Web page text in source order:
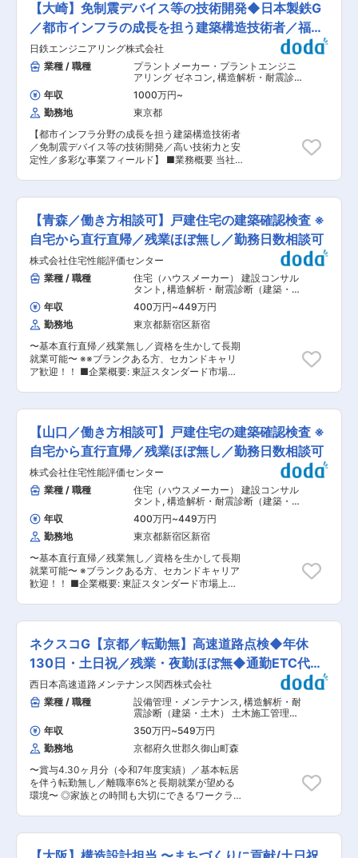
バックアップします。資格手当も用意しており、
構造一級建築士は月額5万円、一級建築士は月額3
万円など、個々の頑張りに応えています。 ■当社
の魅力： 【◇歴史的建造物に関わる技術力◇】
構造調査設計事業部は1976年に旧耐震建物の調
査・診断・補強設計の事業からスタートして、長
年にわたり高い技術力と誠実な対応でお客様との
信頼関係を構築してきました。調査建物に関して
はビル、マンションだけでなく各地の灯台、旧銀
行、教会などに代表される、歴史的建造物も得意
としていることも当社の特徴です。長年にわたり
高い技術力と誠実な対応でお客様との信頼関係を
構築してきました。100年企業を目指す当社にお
構造設計を本格的に事業化しています。 変更の範
囲：会社の定める業務
工個所に合わせた設計になります。土質によって
重さや性質が違うため計算して設計したり、多い
車が通る道であれば耐荷重を変えて設計したりし
て頂きます。また、標準製品は2ｍサイズで設計
していますが、施工場所がまっすぐとは限らない
のでそれに合わせ加工し、加工した際の鉄筋を変
更するなどの再検討も行います。 ■仕事の流れ：
図面・計算書の作成がメインの仕事になります
が、設計職の方も建築現場での施工見学、工場で
の製品見学を行い、実際のイメージを膨らませア
イデアを業務に活かしていきます。 ■魅力： 設
計職が営業担当者がコンサルや役所を訪問する際
に設計者を連れて行くことで、お客様の疑問や要
望をその場で解決できるような仕組みを作ってい
でき、やりがいもアップします。 ■就業環境：
月残業平均18時間とワークライフバランスが整う
環境です。また現在設計職では女性も活躍してお
ります。今後も女性の採用を強化し、新たに福利
厚生を築いて行きたいと思っています。従来の方
法に固執せず改善していく柔軟性や会社を成長さ
せ続けようとする姿勢を大切にしています。 ■福
利厚生： 社宅・独身寮を用意しております。当社
の規定により独身者は4000円、世帯有は8000円
の負担で利用可能です。 ■当社の特徴・魅力：
当社は道路・河川・港湾・下水道など、社会基盤
の整備に使われるコンクリート二次製品の設計・
製造・販売を手掛けています。創業の1925年より
る業界トップ企業に成長しました。現在では100
年の実績を積み、1,800種類以上のオリジナル製
力や技術力・品質は業界でも高く評価されていま
す。 変更の範囲：会社の定める業務
【大崎】免制震デバイス等の技術開発◆日本製鉄G
／都市インフラの成長を担う建築構造技術者／福利
厚生◎
日鉄エンジニアリング株式会社
業種 / 職種
プラントメーカー・プラントエンジニ
アリング ゼネコン, 構造解析・耐震診
断（建築・土木） 構造設計
年収 1000万円~
勤務地
東京都
【都市インフラ分野の成長を担う建築構造技術者
／免制震デバイス等の技術開発／高い技術力と安
定性／多彩な事業フィールド】 ■業務概要 当社
システム建築等の技術開発を推進するポジション
です。営業部門と連携し、市場ニーズに基づいた
技術テーマの設定から、社内外の関係者と協力し
ながら新技術・新商品の創出、地震防災や特殊鋼
構造の実現を目指します。開発力強化に向け、外
部での開発経験を活かし、技術基盤整備にも主体
的に携わっていただきます。 ■業務詳細 ・営業
部門と協働し市場の要請や課題をヒアリングし、
技術開発テーマを設定 ・社内他部門や大学、設計
事務所、実験・解析委託先等と連携したプロジェ
クト推進 ・実験計画の立案、技術的検証（実験・
解析）の実施、評価資料作成 ・技術基盤整備や評
定資料作成、評定審査対応等 ・自身のアイデアを
活かし新技術・新商品の開発をリード ・地震防災
や特殊鋼構造を実現するための新たな技術創出 ■
扱うサービス 免制震デバイス、建築鉄構、システ
専門家と連携しながら業務を進めます ■業務の魅
力 社会インフラを支える先端技術の開発に携わ
り、都市の安全や発展に貢献できます。自らの発
想や経験を活かし、裁量をもって技術開発のリー
ダーシップを発揮できます。 ■教育体制 OJTや
社内外の研修を通じて、建築構造技術や最新動向
の知識・スキル向上をサポート ■就業環境 フレ
ックスタイム制導入、年間休日126日、福利厚生
充実。柔軟な働き方が可能です。 ■想定されるキ
ャリアパス 技術開発のスペシャリストとして成長
し、将来的にはプロジェクトリーダーやマネジメ
ント職へのキャリアアップが可能です。 ■企業の
特徴/魅力 100年の歴史に培われた高い技術力
た経営基盤。多様な事業領域で新規ビジネス創出
にも積極的に取り組んでいます。
【青森／働き方相談可】戸建住宅の建築確認検査 ※
自宅から直行直帰／残業ほぼ無し／勤務日数相談可
株式会社住宅性能評価センター
業種 / 職種
住宅（ハウスメーカー） 建設コンサル
タント , 構造解析・耐震診断（建築・土
木） 構造設計
年収 400万円~449万円
勤務地
東京都新宿区新宿
〜基本直行直帰／残業無し／資格を生かして長期
就業可能〜 ※※ブランクある方、セカンドキャリ
ア歓迎！！ ■企業概要: 東証スタンダード市場上
の審査機関です。 多数の資格者を有する業界大手
機関として、確認検査業務のほか、住宅性能評
価、省エネに係る審査・認証業務など、住宅の安
心・安全のため 質の高い多彩なサービスをワンス
トップで提供しております。 ■職務内容： 建築
基準適合判定資格を活かし、確認検査業務（現場
検査）をご担当いただきます。 ■担当エリア 青
森県内をお任せ致します。 ※県境の案件もお任せ
致しますが、基本は東京都内のみの業務のご認識
をお持ちください ■仕事の流れ： 1週間前〜3日
前までに検査場所等がスケジュール登録されま
す。分譲物件の検査も多いので、同現場にて複数
対応も可能です。検査棟数は閑散期で2〜3棟/
週、繁忙期は5〜6棟/週程度です。 ■組織構成：
会社全体で約100名程度在籍しております （大半
が60代以上の者です。80代の者も嘱託勤務にて
き、週の勤務日数は（応）相談 ・出勤方法：自宅
からの直行直帰のかたちになります。 ・就業時
間：09：00〜18：00（休憩：60分） ※検査のな
い時間に関しては周辺や自宅で待機していただ
き、自由に時間をお使いいただけます。 ■業界ト
ップクラスの交付件数がある国の「指定確認審査
機関」 「住宅の品質確保の促進等に関する法律」
が施行された直後の2000年に設立した当社。そ
のため、審査・検査に携わってきた戸建て住宅の
実績が多数で、高い技術力を蓄積してきました。
現在では建設性能評価の交付件数では全国で120
以上ある審査機関の中で常にトップクラス。審査
件数は年間で4万件を超えています。これまでの
対応できるのが強みです。また、国の指定確認審
査機関として認定されているという安定性に加
【山口／働き方相談可】戸建住宅の建築確認検査 ※
自宅から直行直帰／残業ほぼ無し／勤務日数相談可
株式会社住宅性能評価センター
業種 / 職種
住宅（ハウスメーカー） 建設コンサル
タント , 構造解析・耐震診断（建築・土
木） 構造設計
年収 400万円~449万円
勤務地
東京都新宿区新宿
〜基本直行直帰／残業無し／資格を生かして長期
就業可能〜 ※ブランクある方、セカンドキャリア
歓迎！！ ■企業概要: 東証スタンダード市場上場
審査機関です。 多数の資格者を有する業界大手機
関として、確認検査業務のほか、住宅性能評価、
省エネに係る審査・認証業務など、住宅の安心・
安全のため 質の高い多彩なサービスをワンストッ
プで提供しております。 ■職務内容： 建築基準
適合判定資格を活かし、確認検査業務（現場検
査）をご担当いただきます。 ■担当エリア 山口
県内をお任せ致します。 ※県境の案件もお任せ致
しますが、基本は東京都内のみの業務のご認識を
お持ちください ■仕事の流れ： 1週間前〜3日前
までに検査場所等がスケジュール登録されます。
分譲物件の検査も多いので、同現場にて複数対応
も可能です。検査棟数は閑散期で2〜3棟/週、繁
忙期は5〜6棟/週程度です。 ■組織構成： 会社全
体で約100名程度在籍しております （大半が60代
以上の者です。80代の者も嘱託勤務にて従事して
務日数は（応）相談 ・出勤方法：自宅からの直行
ネクスコG【京都／転勤無】高速道路点検◆年休
130日・土日祝／残業・夜勤ほぼ無◆通勤ETC代支
給
西日本高速道路メンテナンス関西株式会社
業種 / 職種
設備管理・メンテナンス, 構造解析・耐
震診断（建築・土木） 土木施工管理
（トンネル・道路・造成・ダム・河
川・港湾・造園など）
年収 350万円~549万円
勤務地
京都府久世郡久御山町森
〜賞与4.30ヶ月分（令和7年度実績）／基本転居
を伴う転勤無し／離職率6%と長期就業が望める
環境〜 ◎家族との時間も大切にできるワークライ
本」のグループ会社で、関西エリアにおける高速
道路の保守・保全を手掛ける当社は、高速道路の